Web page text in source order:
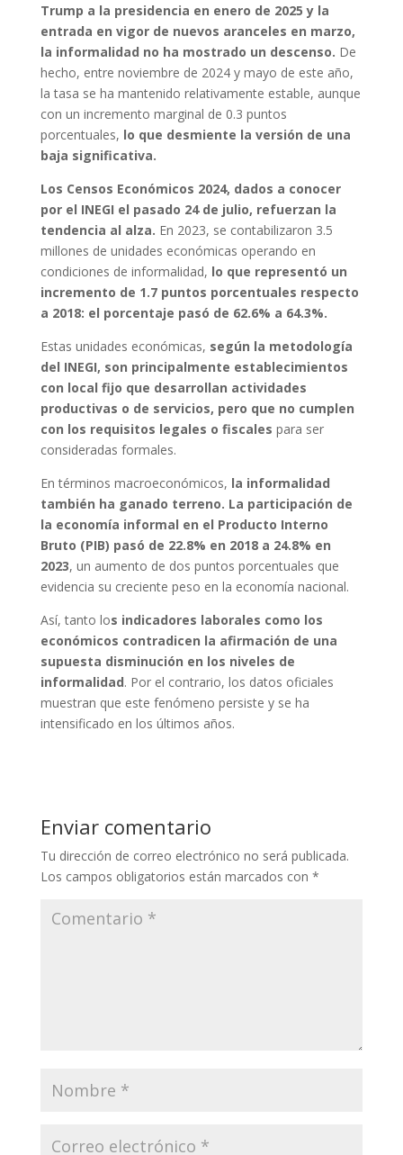
Trump a la presidencia en enero de 2025 y la
entrada en vigor de nuevos aranceles en marzo,
la informalidad no ha mostrado un descenso. De
hecho, entre noviembre de 2024 y mayo de este año,
la tasa se ha mantenido relativamente estable, aunque
con un incremento marginal de 0.3 puntos
porcentuales, lo que desmiente la versión de una
baja significativa.
Los Censos Económicos 2024, dados a conocer
por el INEGI el pasado 24 de julio, refuerzan la
tendencia al alza. En 2023, se contabilizaron 3.5
millones de unidades económicas operando en
condiciones de informalidad, lo que representó un
incremento de 1.7 puntos porcentuales respecto
a 2018: el porcentaje pasó de 62.6% a 64.3%.
Estas unidades económicas, según la metodología
del INEGI, son principalmente establecimientos
con local fijo que desarrollan actividades
productivas o de servicios, pero que no cumplen
con los requisitos legales o fiscales para ser
consideradas formales.
En términos macroeconómicos, la informalidad
también ha ganado terreno. La participación de
la economía informal en el Producto Interno
Bruto (PIB) pasó de 22.8% en 2018 a 24.8% en
2023, un aumento de dos puntos porcentuales que
evidencia su creciente peso en la economía nacional.
Así, tanto los indicadores laborales como los
económicos contradicen la afirmación de una
supuesta disminución en los niveles de
informalidad. Por el contrario, los datos oficiales
muestran que este fenómeno persiste y se ha
intensificado en los últimos años.
Enviar comentario
Tu dirección de correo electrónico no será publicada.
Los campos obligatorios están marcados con *